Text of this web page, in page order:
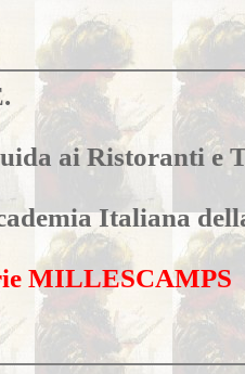
ai Ristoranti e
Italiana
MILLESCAMPS